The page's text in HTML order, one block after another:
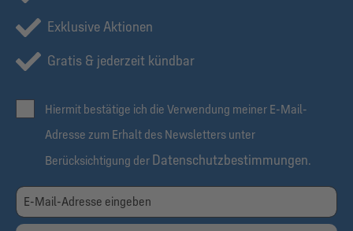
Exklusive Aktionen
Gratis & jederzeit kündbar
Hiermit bestätige ich die Verwendung meiner E-Mail-
Adresse zum Erhalt des Newsletters unter
Berücksichtigung der Datenschutzbestimmungen.